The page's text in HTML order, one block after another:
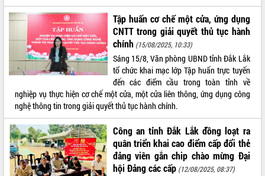
Tập huấn cơ chế một cửa, ứng dụng
CNTT trong giải quyết thủ tục hành
chính (15/08/2025, 10:33)
Sáng 15/8, Văn phòng UBND tỉnh Đắk Lắk
tổ chức khai mạc lớp Tập huấn trực tuyến
đến các điểm cầu trong toàn tỉnh về
nghiệp vụ thực hiện cơ chế một cửa, một cửa liên thông, ứng dụng công
nghệ thông tin trong giải quyết thủ tục hành chính.
Công an tỉnh Đắk Lắk đồng loạt ra
quân triển khai cao điểm cấp đổi thẻ
đảng viên gắn chip chào mừng Đại
hội Đảng các cấp (12/08/2025, 08:37)